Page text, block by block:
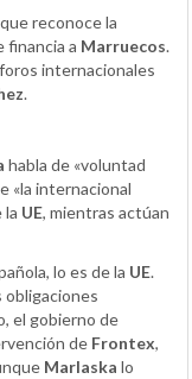
reconoce la
financia a Marruecos.
internacionales
.
habla de «voluntad
«la internacional
la UE, mientras actúan
lo es de la UE.
obligaciones
el gobierno de
de Frontex,
Marlaska lo